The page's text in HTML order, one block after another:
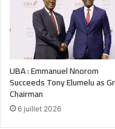
UBA : Emmanuel Nnorom
Succeeds Tony Elumelu as
Chairman
6 juillet 2026